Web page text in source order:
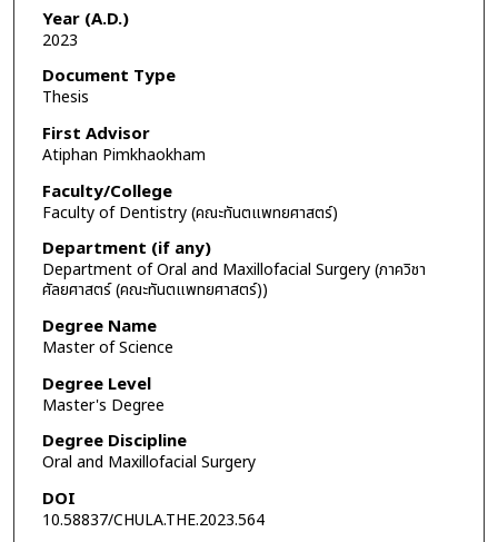
Year (A.D.)
2023
Document Type
Thesis
First Advisor
Atiphan Pimkhaokham
Faculty/College
Faculty of Dentistry (คณะทันตแพทยศาสตร์)
Department (if any)
Department of Oral and Maxillofacial Surgery (ภาควิชา
ศัลยศาสตร์ (คณะทันตแพทยศาสตร์))
Degree Name
Master of Science
Degree Level
Master's Degree
Degree Discipline
Oral and Maxillofacial Surgery
DOI
10.58837/CHULA.THE.2023.564